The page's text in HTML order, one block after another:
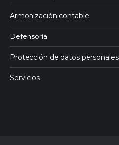
Armonización contable
Defensoría
Protección de datos personales
Servicios